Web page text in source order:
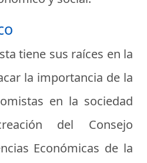
tiene sus raíces en la
la importancia de la
en la sociedad
del Consejo
Económicas de la